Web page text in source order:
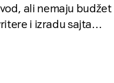
ali nemaju budžet
i izradu sajta…